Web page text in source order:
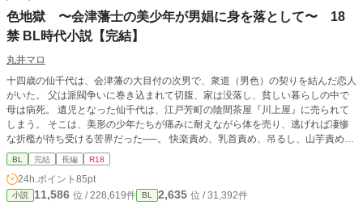
色地獄 〜会津藩士の美少年が男娼に身を落として〜 18
禁 BL時代小説【完結】
丸井マロ
十四歳の仙千代は、会津藩の大目付の次男で、衆道（男色）の契りを結んだ恋人
がいた。 父は派閥争いに巻き込まれて切腹、家は没落し、貧しい暮らしの中で
母は病死。 遺児となった仙千代は、江戸芳町の陰間茶屋『川上屋』に売られて
しまう。 そこは、美形の少年たちが痛みに耐えながら体を売り、逃げれば凄惨
な折檻が待ち受ける苦界だった──。 快楽責め、乳首責め、吊るし、山芋責め、
水責めなど、ハードな虐待やSMまがいの痛い描写あり。 失禁、尿舐めの描写は
ありますが、大スカはありません。 江戸時代の男娼版遊郭を舞台にした、成人
向けBL時代小説、約10万字の長編です。 上級武士の子として生まれ育った受け
が転落、性奴隷に落ちぶれる話ですが、ざまぁ要素ありのハッピーエンドです。
BL 完結 長編 R18
24h.ポイント 85pt
小説 11,586 位 / 228,619件 BL 2,635 位 / 31,392件